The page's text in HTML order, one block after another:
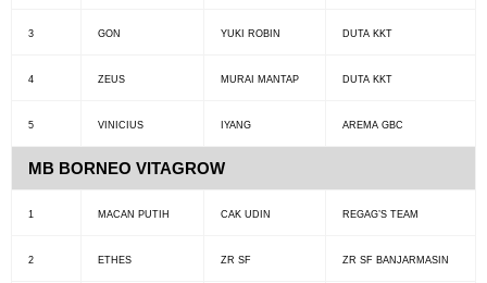
3 GON YUKI ROBIN DUTA KKT
4 ZEUS MURAI MANTAP DUTA KKT
5 VINICIUS IYANG AREMA GBC
MB BORNEO VITAGROW
1 MACAN PUTIH CAK UDIN REGAG’S TEAM
2 ETHES ZR SF ZR SF BANJARMASIN